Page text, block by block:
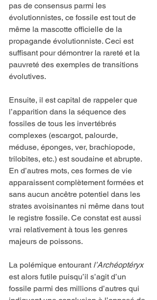
pas de consensus parmi les
évolutionnistes, ce fossile est tout de
même la mascotte officielle de la
propagande évolutionniste. Ceci est
suffisant pour démontrer la rareté et la
pauvreté des exemples de transitions
évolutives.
Ensuite, il est capital de rappeler que
l’apparition dans la séquence des
fossiles de tous les invertébrés
complexes (escargot, palourde,
méduse, éponges, ver, brachiopode,
trilobites, etc.) est soudaine et abrupte.
En d’autres mots, ces formes de vie
apparaissent complètement formées et
sans aucun ancêtre potentiel dans les
strates avoisinantes ni même dans tout
le registre fossile. Ce constat est aussi
vrai relativement à tous les genres
majeurs de poissons.
La polémique entourant l’Archéoptéryx
est alors futile puisqu’il s’agit d’un
fossile parmi des millions d’autres qui